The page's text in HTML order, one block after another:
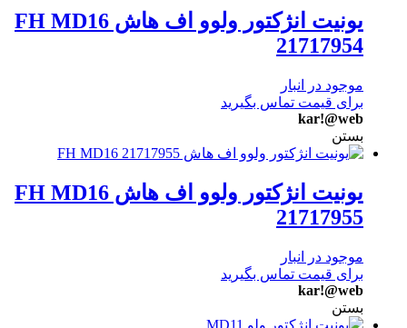
یونیت انژکتور ولوو اف هاش FH MD16
21717954
موجود در انبار
برای قیمت تماس بگیرید
kar!@web
بستن
یونیت انژکتور ولوو اف هاش FH MD16
21717955
موجود در انبار
برای قیمت تماس بگیرید
kar!@web
بستن